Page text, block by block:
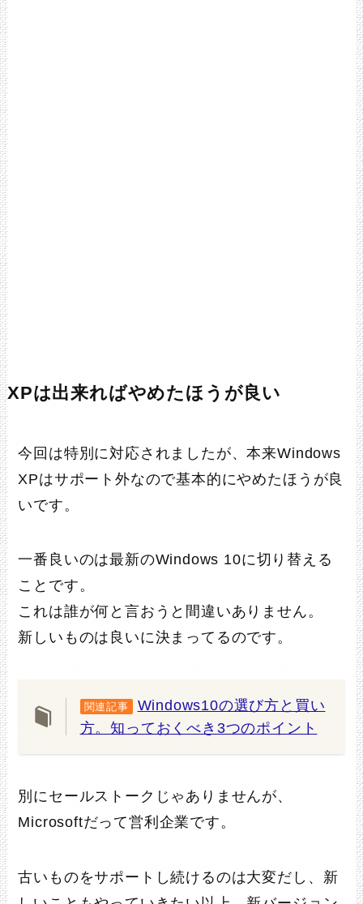
XPは出来ればやめたほうが良い
今回は特別に対応されましたが、本来Windows
XPはサポート外なので基本的にやめたほうが良
いです。
一番良いのは最新のWindows 10に切り替える
ことです。
これは誰が何と言おうと間違いありません。
新しいものは良いに決まってるのです。
関連記事
Windows10の選び方と買い
方。知っておくべき3つのポイント
別にセールストークじゃありませんが、
Microsoftだって営利企業です。
古いものをサポートし続けるのは大変だし、新